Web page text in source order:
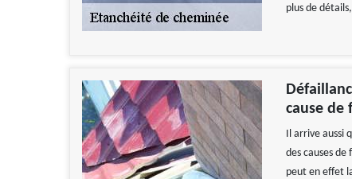
plus de
cause de
Il arrive aussi
des causes
peut en effet